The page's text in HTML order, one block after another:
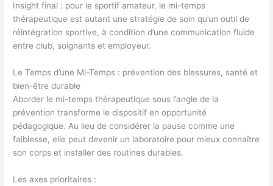
Insight final : pour le sportif amateur, le mi-temps
thérapeutique est autant une stratégie de soin qu’un outil de
réintégration sportive, à condition d’une communication fluide
entre club, soignants et employeur.
Le Temps d’une Mi-Temps : prévention des blessures, santé et
bien-être durable
Aborder le mi-temps thérapeutique sous l’angle de la
prévention transforme le dispositif en opportunité
pédagogique. Au lieu de considérer la pause comme une
faiblesse, elle peut devenir un laboratoire pour mieux connaître
son corps et installer des routines durables.
Les axes prioritaires :